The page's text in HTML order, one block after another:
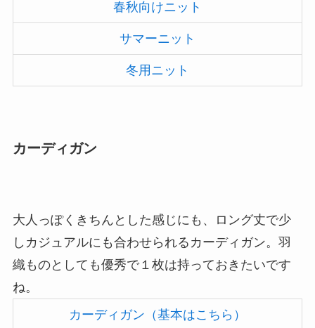
春秋向けニット
サマーニット
冬用ニット
カーディガン
大人っぽくきちんとした感じにも、ロング丈で少
しカジュアルにも合わせられるカーディガン。羽
織ものとしても優秀で１枚は持っておきたいです
ね。
カーディガン（基本はこちら）